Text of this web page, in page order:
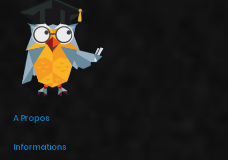
A Propos
Informations